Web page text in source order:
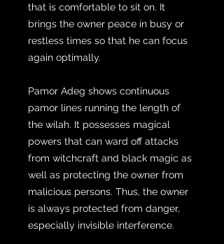
that is comfortable to sit on. It
brings the owner peace in busy or
restless times so that he can focus
again optimally.
Pamor Adeg shows continuous
pamor lines running the length of
the wilah. It possesses magical
powers that can ward off attacks
from witchcraft and black magic as
well as protecting the owner from
malicious persons. Thus, the owner
is always protected from danger,
especially invisible interference.